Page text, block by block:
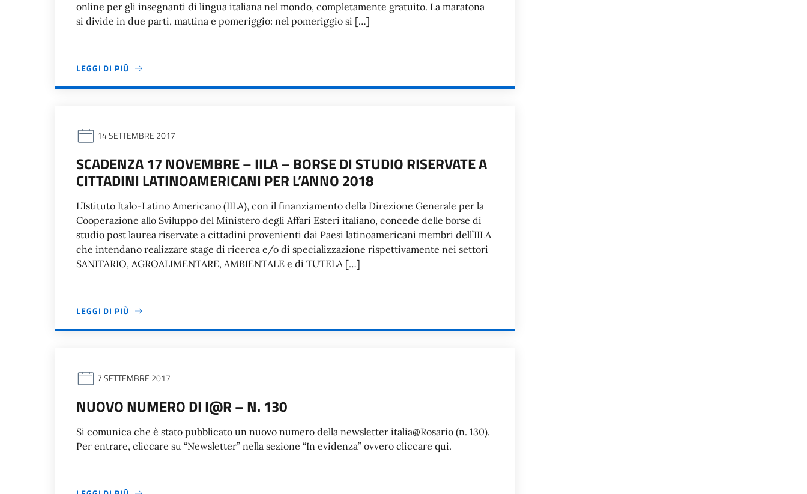
online per gli insegnanti di lingua italiana nel mondo, completamente gratuito. La maratona
si divide in due parti, mattina e pomeriggio: nel pomeriggio si […]
LEGGI DI PIÙ
14 SETTEMBRE 2017
SCADENZA 17 NOVEMBRE – IILA – BORSE DI STUDIO RISERVATE A
CITTADINI LATINOAMERICANI PER L’ANNO 2018
L’Istituto Italo-Latino Americano (IILA), con il finanziamento della Direzione Generale per la
Cooperazione allo Sviluppo del Ministero degli Affari Esteri italiano, concede delle borse di
studio post laurea riservate a cittadini provenienti dai Paesi latinoamericani membri dell’IILA
che intendano realizzare stage di ricerca e/o di specializzazione rispettivamente nei settori
SANITARIO, AGROALIMENTARE, AMBIENTALE e di TUTELA […]
LEGGI DI PIÙ
7 SETTEMBRE 2017
NUOVO NUMERO DI I@R – N. 130
Si comunica che è stato pubblicato un nuovo numero della newsletter italia@Rosario (n. 130).
Per entrare, cliccare su “Newsletter” nella sezione “In evidenza” ovvero cliccare qui.